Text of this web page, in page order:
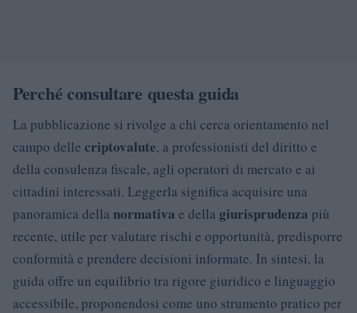
Perché consultare questa guida
La pubblicazione si rivolge a chi cerca orientamento nel
campo delle criptovalute, a professionisti del diritto e
della consulenza fiscale, agli operatori di mercato e ai
cittadini interessati. Leggerla significa acquisire una
panoramica della normativa e della giurisprudenza più
recente, utile per valutare rischi e opportunità, predisporre
conformità e prendere decisioni informate. In sintesi, la
guida offre un equilibrio tra rigore giuridico e linguaggio
accessibile, proponendosi come uno strumento pratico per